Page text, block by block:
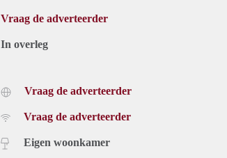
Vraag de adverteerder
In overleg
Vraag de adverteerder
Vraag de adverteerder
Eigen woonkamer